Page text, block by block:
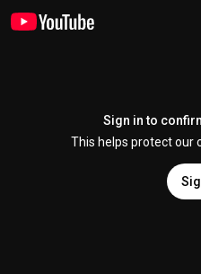
Sign in to
This helps protect our